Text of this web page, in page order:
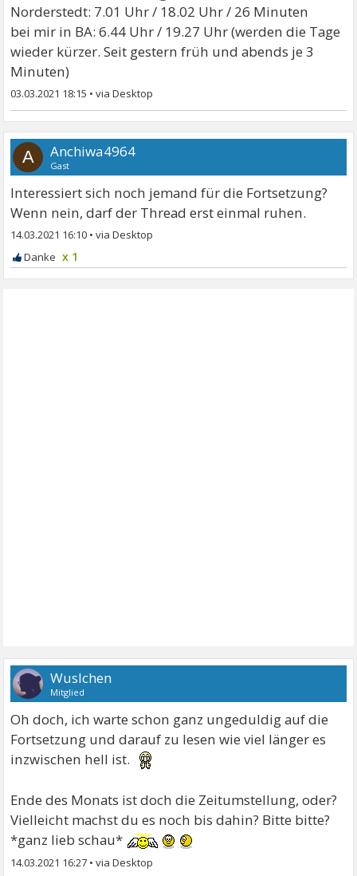
Norderstedt: 7.01 Uhr / 18.02 Uhr / 26 Minuten
bei mir in BA: 6.44 Uhr / 19.27 Uhr (werden die Tage
wieder kürzer. Seit gestern früh und abends je 3
Minuten)
03.03.2021 18:15 •
A Anchiwa4964
Gast
Interessiert sich noch jemand für die Fortsetzung?
Wenn nein, darf der Thread erst einmal ruhen.
14.03.2021 16:10 •
x 1
Wuslchen
Mitglied
Oh doch, ich warte schon ganz ungeduldig auf die
Fortsetzung und darauf zu lesen wie viel länger es
inzwischen hell ist.
Ende des Monats ist doch die Zeitumstellung, oder?
Vielleicht machst du es noch bis dahin? Bitte bitte?
*ganz lieb schau*
14.03.2021 16:27 •